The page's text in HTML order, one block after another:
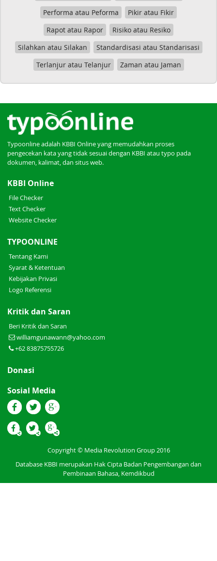
Performa atau Peforma
Pikir atau Fikir
Rapot atau Rapor
Risiko atau Resiko
Silahkan atau Silakan
Standardisasi atau Standarisasi
Terlanjur atau Telanjur
Zaman atau Jaman
Typoonline adalah KBBI Online yang memudahkan proses
pengecekan kata yang tidak sesuai dengan KBBI atau typo pada
dokumen, kalimat, dan situs web.
KBBI Online
File Checker
Text Checker
Website Checker
TYPOONLINE
Tentang Kami
Syarat & Ketentuan
Kebijakan Privasi
Logo Referensi
Kritik dan Saran
Beri Kritik dan Saran
williamgunawann@yahoo.com
+62 83875755726
Donasi
Sosial Media
Copyright © Media Revolution Group 2016
Database KBBI merupakan Hak Cipta Badan Pengembangan dan
Pembinaan Bahasa, Kemdikbud